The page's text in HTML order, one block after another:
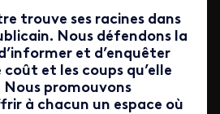
trouve ses racines dans
Nous défendons la
et d’enquêter
coût et les coups qu’elle
promouvons
à chacun un espace où